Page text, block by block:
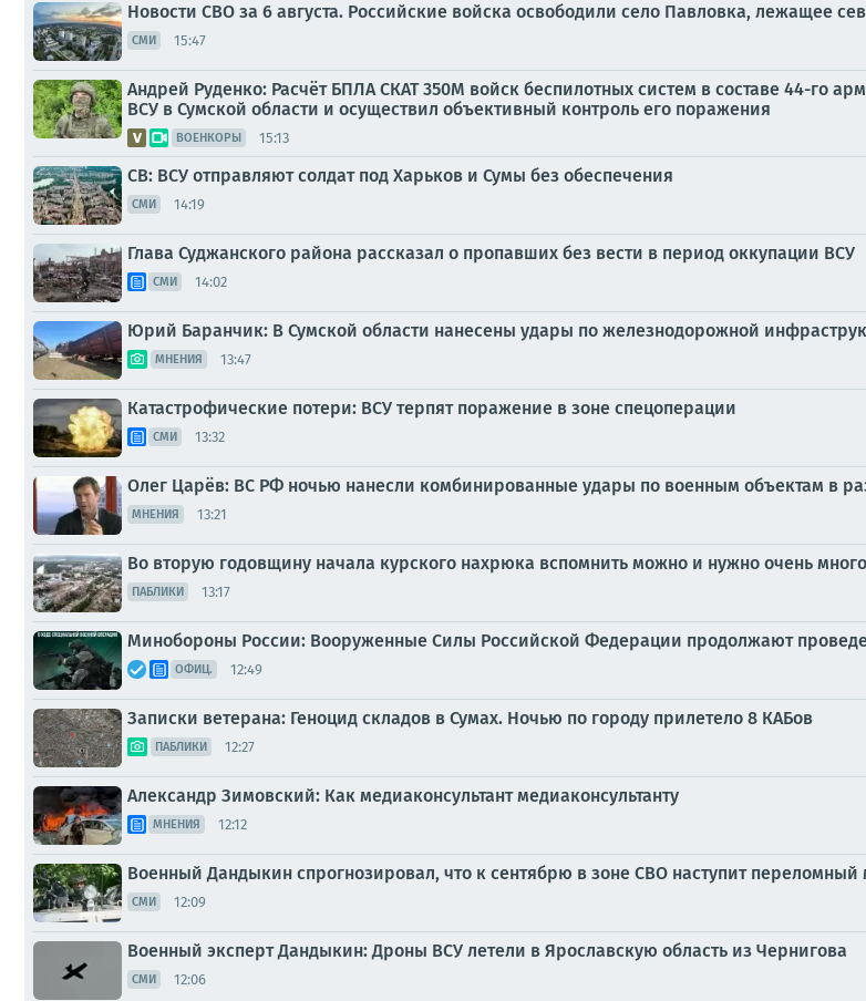
Новости СВО за 6 августа. Российские войска освободили село Павловка, лежащее
СМИ 15:47
Андрей Руденко: Расчёт БПЛА СКАТ 350М войск беспилотных систем в составе 44-го
ВСУ в Сумской области и осуществил объективный контроль его поражения
ВОЕНКОРЫ 15:13
СВ: ВСУ отправляют солдат под Харьков и Сумы без обеспечения
СМИ 14:19
Глава Суджанского района рассказал о пропавших без вести в период оккупации ВСУ
СМИ 14:02
Юрий Баранчик: В Сумской области нанесены удары по железнодорожной
МНЕНИЯ 13:47
Катастрофические потери: ВСУ терпят поражение в зоне спецоперации
СМИ 13:32
Олег Царёв: ВС РФ ночью нанесли комбинированные удары по военным объектам в
МНЕНИЯ 13:21
Во вторую годовщину начала курского нахрюка вспомнить можно и нужно очень
ПАБЛИКИ 13:17
Минобороны России: Вооруженные Силы Российской Федерации продолжают
ОФИЦ. 12:49
Записки ветерана: Геноцид складов в Сумах. Ночью по городу прилетело 8 КАБов
ПАБЛИКИ 12:27
Александр Зимовский: Как медиаконсультант медиаконсультанту
МНЕНИЯ 12:12
Военный Дандыкин спрогнозировал, что к сентябрю в зоне СВО наступит переломный
СМИ 12:09
Военный эксперт Дандыкин: Дроны ВСУ летели в Ярославскую область из Чернигова
СМИ 12:06